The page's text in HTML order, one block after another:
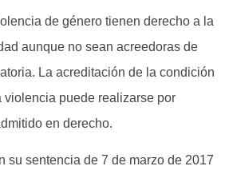
de género tienen derecho a la
aunque no sean acreedoras de
La acreditación de la condición
violencia puede realizarse por
en derecho.
su sentencia de 7 de marzo de 2017